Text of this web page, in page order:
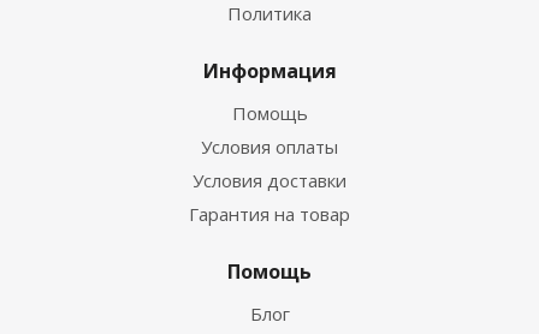
Политика
Информация
Помощь
Условия оплаты
Условия доставки
Гарантия на товар
Помощь
Блог